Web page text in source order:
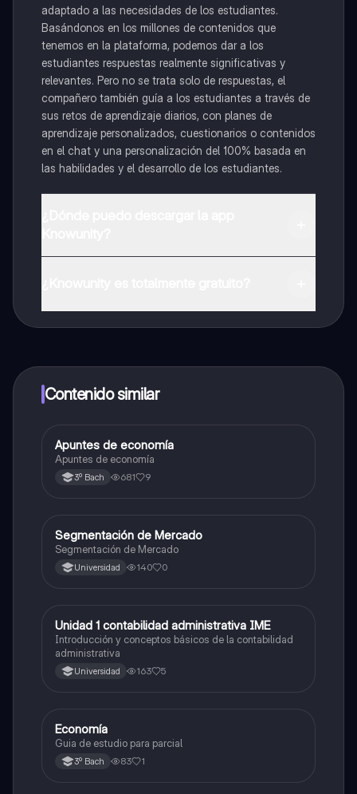
adaptado a las necesidades de los estudiantes.
Basándonos en los millones de contenidos que
tenemos en la plataforma, podemos dar a los
estudiantes respuestas realmente significativas y
relevantes. Pero no se trata solo de respuestas, el
compañero también guía a los estudiantes a través de
sus retos de aprendizaje diarios, con planes de
aprendizaje personalizados, cuestionarios o contenidos
en el chat y una personalización del 100% basada en
las habilidades y el desarrollo de los estudiantes.
a determinadas funciones.
Contenido similar
Otros
Apuntes de economía
Apuntes de economía
3º Bach 681 9
Otros
Segmentación de Mercado
Segmentación de Mercado
Universidad 140 0
Otros
Unidad 1 contabilidad administrativa IME
Introducción y conceptos básicos de la contabilidad
administrativa
Universidad 163 5
Otros
Economía
Guia de estudio para parcial
3º Bach 83 1